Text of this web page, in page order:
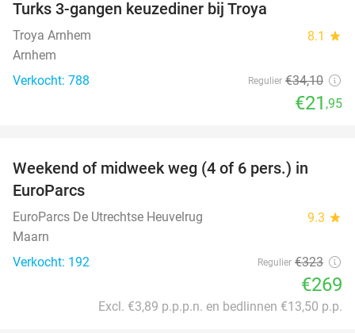
Turks 3-gangen keuzediner bij Troya
Troya Arnhem 8.1 star
Arnhem
Verkocht: 788
Regulier €34,10
€21 ,95
17%
Weekend of midweek weg (4 of 6 pers.) in
EuroParcs
EuroParcs De Utrechtse Heuvelrug 9.3 star
Maarn
Verkocht: 192
Regulier €323
€269
Excl. €3,89 p.p.p.n. en bedlinnen €13,50 p.p.